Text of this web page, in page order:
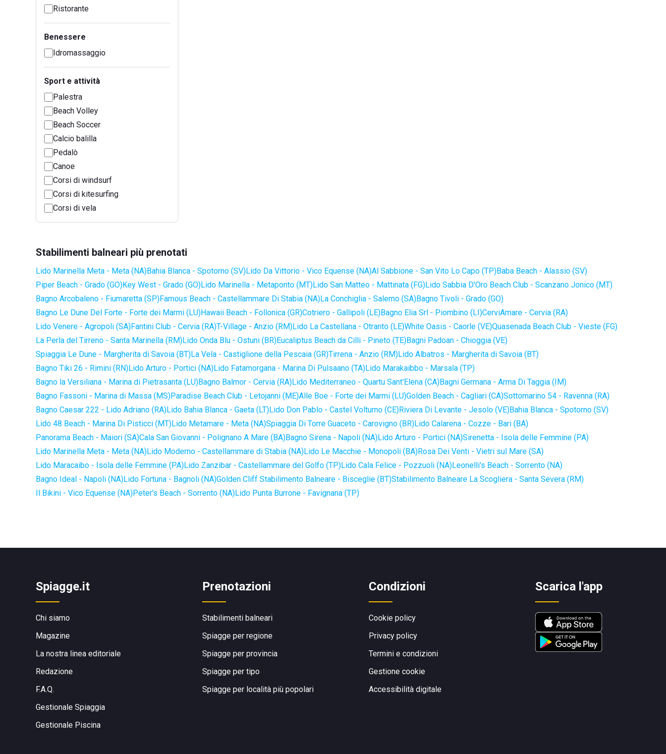
Ristorante
Benessere
Idromassaggio
Sport e attività
Palestra
Beach Volley
Beach Soccer
Calcio balilla
Pedalò
Canoe
Corsi di windsurf
Corsi di kitesurfing
Corsi di vela
Stabilimenti balneari più prenotati
Lido Marinella Meta - Meta (NA)Bahia Blanca - Spotorno (SV)Lido Da Vittorio - Vico Equense (NA)Al Sabbione - San Vito Lo Capo (TP)Baba Beach - Alassio (SV)
Piper Beach - Grado (GO)Key West - Grado (GO)Lido Marinella - Metaponto (MT)Lido San Matteo - Mattinata (FG)Lido Sabbia D'Oro Beach Club - Scanzano Jonico (MT)
Bagno Arcobaleno - Fiumaretta (SP)Famous Beach - Castellammare Di Stabia (NA)La Conchiglia - Salerno (SA)Bagno Tivoli - Grado (GO)
Bagno Le Dune Del Forte - Forte dei Marmi (LU)Hawaii Beach - Follonica (GR)Cotriero - Gallipoli (LE)Bagno Elia Srl - Piombino (LI)CerviAmare - Cervia (RA)
Lido Venere - Agropoli (SA)Fantini Club - Cervia (RA)T-Village - Anzio (RM)Lido La Castellana - Otranto (LE)White Oasis - Caorle (VE)Quasenada Beach Club - Vieste (FG)
La Perla del Tirreno - Santa Marinella (RM)Lido Onda Blu - Ostuni (BR)Eucaliptus Beach da Cilli - Pineto (TE)Bagni Padoan - Chioggia (VE)
Spiaggia Le Dune - Margherita di Savoia (BT)La Vela - Castiglione della Pescaia (GR)Tirrena - Anzio (RM)Lido Albatros - Margherita di Savoia (BT)
Bagno Tiki 26 - Rimini (RN)Lido Arturo - Portici (NA)Lido Fatamorgana - Marina Di Pulsaano (TA)Lido Marakaibbo - Marsala (TP)
Bagno la Versiliana - Marina di Pietrasanta (LU)Bagno Balmor - Cervia (RA)Lido Mediterraneo - Quartu Sant'Elena (CA)Bagni Germana - Arma Di Taggia (IM)
Bagno Fassoni - Marina di Massa (MS)Paradise Beach Club - Letojanni (ME)Alle Boe - Forte dei Marmi (LU)Golden Beach - Cagliari (CA)Sottomarino 54 - Ravenna (RA)
Bagno Caesar 222 - Lido Adriano (RA)Lido Bahia Blanca - Gaeta (LT)Lido Don Pablo - Castel Volturno (CE)Riviera Di Levante - Jesolo (VE)Bahia Blanca - Spotorno (SV)
Lido 48 Beach - Marina Di Pisticci (MT)Lido Metamare - Meta (NA)Spiaggia Di Torre Guaceto - Carovigno (BR)Lido Calarena - Cozze - Bari (BA)
Panorama Beach - Maiori (SA)Cala San Giovanni - Polignano A Mare (BA)Bagno Sirena - Napoli (NA)Lido Arturo - Portici (NA)Sirenetta - Isola delle Femmine (PA)
Lido Marinella Meta - Meta (NA)Lido Moderno - Castellammare di Stabia (NA)Lido Le Macchie - Monopoli (BA)Rosa Dei Venti - Vietri sul Mare (SA)
Lido Maracaibo - Isola delle Femmine (PA)Lido Zanzibar - Castellammare del Golfo (TP)Lido Cala Felice - Pozzuoli (NA)Leonelli's Beach - Sorrento (NA)
Bagno Ideal - Napoli (NA)Lido Fortuna - Bagnoli (NA)Golden Cliff Stabilimento Balneare - Bisceglie (BT)Stabilimento Balneare La Scogliera - Santa Severa (RM)
Il Bikini - Vico Equense (NA)Peter's Beach - Sorrento (NA)Lido Punta Burrone - Favignana (TP)
Spiagge.it
Chi siamo
Magazine
La nostra linea editoriale
Redazione
F.A.Q.
Gestionale Spiaggia
Gestionale Piscina
Prenotazioni
Stabilimenti balneari
Spiagge per regione
Spiagge per provincia
Spiagge per tipo
Spiagge per località più popolari
Condizioni
Cookie policy
Privacy policy
Termini e condizioni
Gestione cookie
Accessibilità digitale
Scarica l'app